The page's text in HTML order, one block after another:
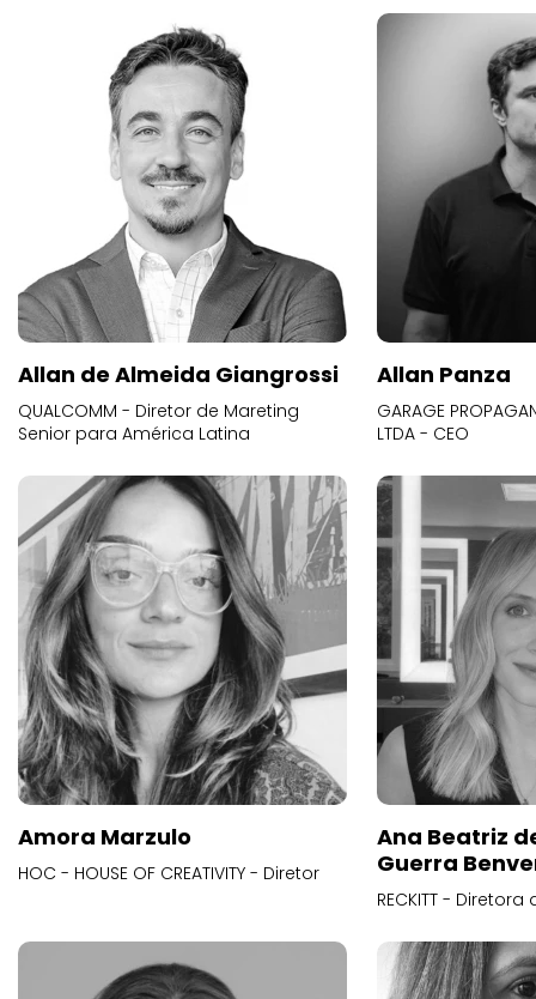
Allan de Almeida Giangrossi
QUALCOMM - Diretor de Mareting
Senior para América Latina
Allan Panza
GARAGE
LTDA - CEO
Amora Marzulo
HOC - HOUSE OF CREATIVITY - Diretor
Ana Beatriz
Guerra
RECKITT -